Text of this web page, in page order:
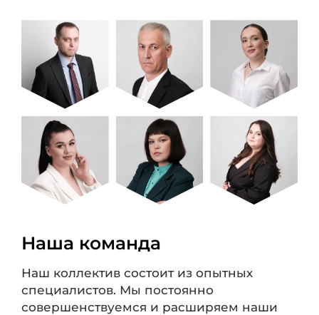
Наша команда
Наш коллектив состоит из опытных
специалистов. Мы постоянно
совершенствуемся и расширяем наши